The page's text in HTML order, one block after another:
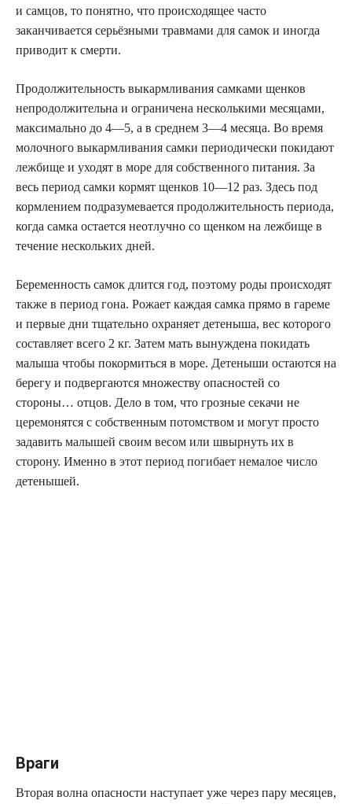
и самцов, то понятно, что происходящее часто
заканчивается серьёзными травмами для самок и иногда
приводит к смерти.
Продолжительность выкармливания самками щенков
непродолжительна и ограничена несколькими месяцами,
максимально до 4—5, а в среднем 3—4 месяца. Во время
молочного выкармливания самки периодически покидают
лежбище и уходят в море для собственного питания. За
весь период самки кормят щенков 10—12 раз. Здесь под
кормлением подразумевается продолжительность периода,
когда самка остается неотлучно со щенком на лежбище в
течение нескольких дней.
Беременность самок длится год, поэтому роды происходят
также в период гона. Рожает каждая самка прямо в гареме
и первые дни тщательно охраняет детеныша, вес которого
составляет всего 2 кг. Затем мать вынуждена покидать
малыша чтобы покормиться в море. Детеныши остаются на
берегу и подвергаются множеству опасностей со
стороны… отцов. Дело в том, что грозные секачи не
церемонятся с собственным потомством и могут просто
задавить малышей своим весом или швырнуть их в
сторону. Именно в этот период погибает немалое число
детенышей.
Враги
Вторая волна опасности наступает уже через пару месяцев,